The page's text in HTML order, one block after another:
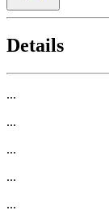
Details
...
...
...
...
...